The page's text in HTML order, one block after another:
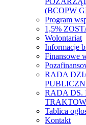
(BCOPW
Program
1,5%
Wolontariat
Informacje
Finansowe
RADA
RADA DS.
Tablica
Kontakt